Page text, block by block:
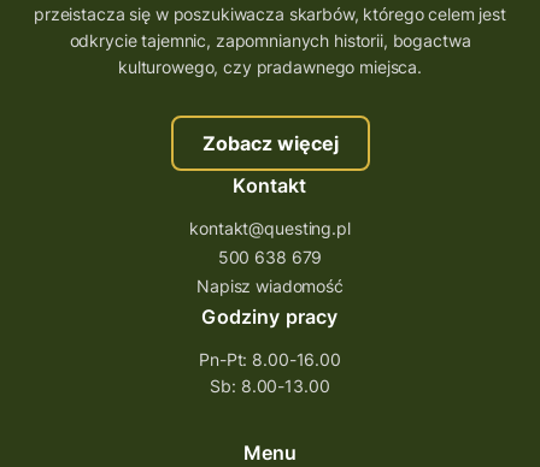
trenerzy questingu
szkolenie tworzenie questów
szkolenie questing
Stefan Żeromski
ścieżka
Rzeszów
questy świętokrzyskie
questujwpolsce
questuj z nami
questingwyprawa po skarb
questingowy projekt współpracy
questing wielkopolska
Questing Przecławski
Questing Łódzkie
przeistacza się w poszukiwacza skarbów, którego celem jest
odkrycie tajemnic, zapomnianych historii, bogactwa
kulturowego, czy pradawnego miejsca.
Zobacz więcej
Kontakt
kontakt@questing.pl
500 638 679
Napisz wiadomość
Godziny pracy
Pn-Pt: 8.00-16.00
Sb: 8.00-13.00
Menu